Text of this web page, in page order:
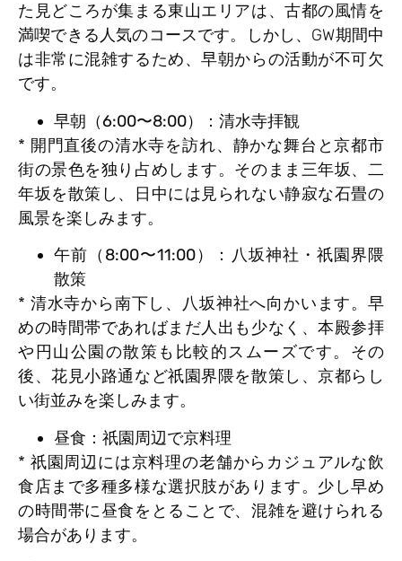
た見どころが集まる東山エリアは、古都の風情を
満喫できる人気のコースです。しかし、GW期間中
は非常に混雑するため、早朝からの活動が不可欠
です。
早朝（6:00〜8:00）：清水寺拝観
* 開門直後の清水寺を訪れ、静かな舞台と京都市
街の景色を独り占めします。そのまま三年坂、二
年坂を散策し、日中には見られない静寂な石畳の
風景を楽しみます。
午前（8:00〜11:00）：八坂神社・祇園界隈
散策
* 清水寺から南下し、八坂神社へ向かいます。早
めの時間帯であればまだ人出も少なく、本殿参拝
や円山公園の散策も比較的スムーズです。その
後、花見小路通など祇園界隈を散策し、京都らし
い街並みを楽しみます。
昼食：祇園周辺で京料理
* 祇園周辺には京料理の老舗からカジュアルな飲
食店まで多種多様な選択肢があります。少し早め
の時間帯に昼食をとることで、混雑を避けられる
場合があります。